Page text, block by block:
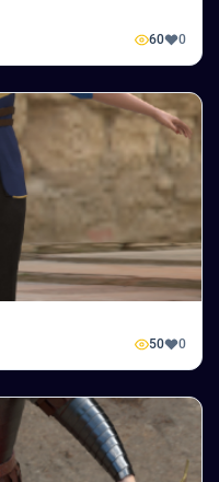
60 0
50 0